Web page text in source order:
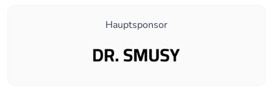
Hauptsponsor